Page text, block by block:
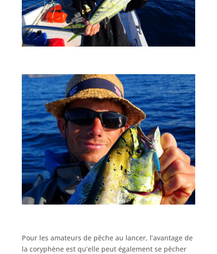
Pour les amateurs de pêche au lancer, l’avantage de
la coryphène est qu’elle peut également se pêcher